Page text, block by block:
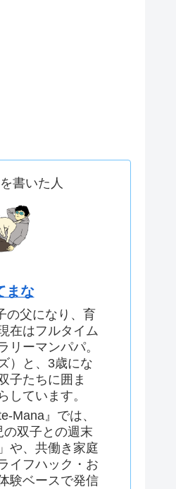
書いた人
まな
の父になり、育
在はフルタイム
リーマンパパ。
）と、3歳にな
子たちに囲ま
しています。
Mana』では、
の双子との週末
や、共働き家庭
イフハック・お
験ベースで発信